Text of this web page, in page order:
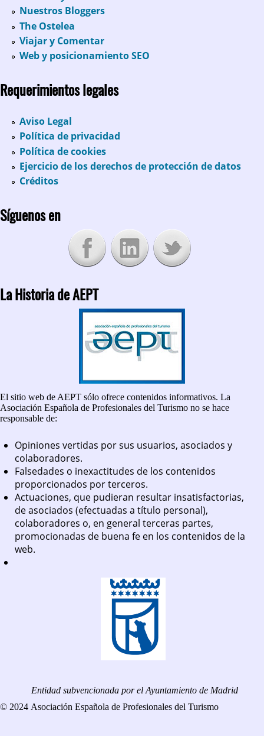
Nuestros Bloggers
The Ostelea
Viajar y Comentar
Web y posicionamiento SEO
Requerimientos legales
Aviso Legal
Política de privacidad
Política de cookies
Ejercicio de los derechos de protección de datos
Créditos
Síguenos en
La Historia de AEPT
El sitio web de AEPT sólo ofrece contenidos informativos. La
Asociación Española de Profesionales del Turismo no se hace
responsable de:
Opiniones vertidas por sus usuarios, asociados y
colaboradores.
Falsedades o inexactitudes de los contenidos
proporcionados por terceros.
Actuaciones, que pudieran resultar insatisfactorias,
de asociados (efectuadas a título personal),
colaboradores o, en general terceras partes,
promocionadas de buena fe en los contenidos de la
web.
Entidad subvencionada por el Ayuntamiento de Madrid
© 2024 Asociación Española de Profesionales del Turismo